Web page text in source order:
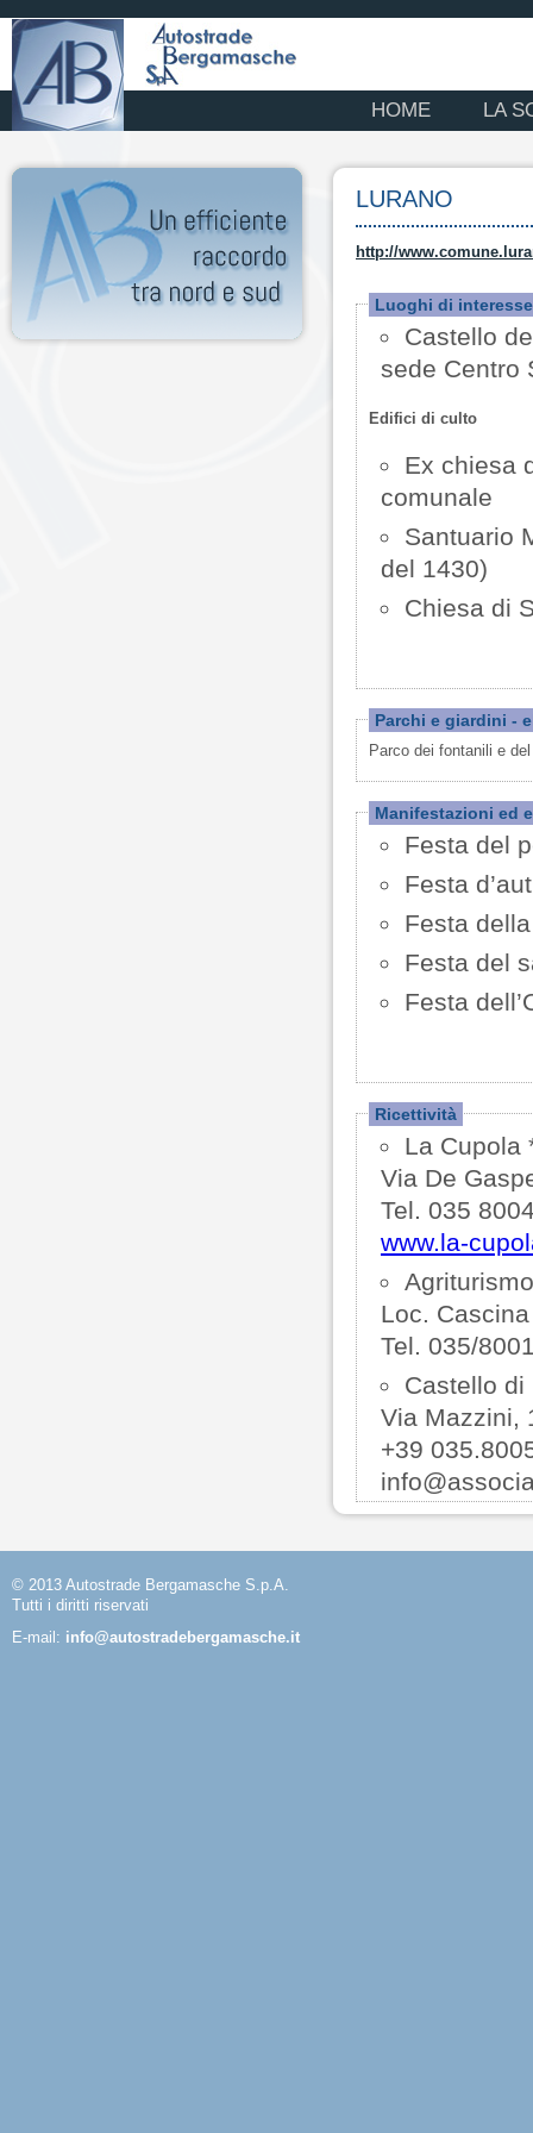
HOME LA
LURANO
http://
Luoghi di interesse
Castello
sede
Edifici di culto
Ex chiesa
comunale
Santuario
del 1430)
Chiesa di
Parchi e giardini -
Parco dei fontanili e
Manifestazioni ed
Festa del
Festa
Festa
Festa del
Festa
Ricettività
La Cupola
Via De
Tel. 035
www.la-
Loc.
Tel. 035/
Castello di
Via Mazzini,
+39
© 2013 Autostrade Bergamasche S.p.A.
Tutti i diritti riservati
E-mail: info@autostradebergamasche.it